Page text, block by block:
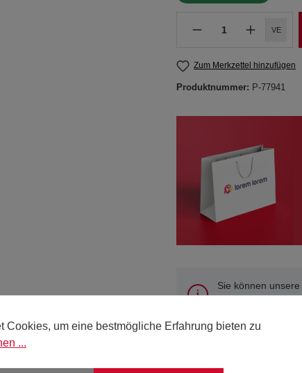
VE
Zum Merkzettel hinzufügen
Produktnummer: P-77941
Sie können
Cookies, um eine bestmögliche Erfahrung bieten zu
...